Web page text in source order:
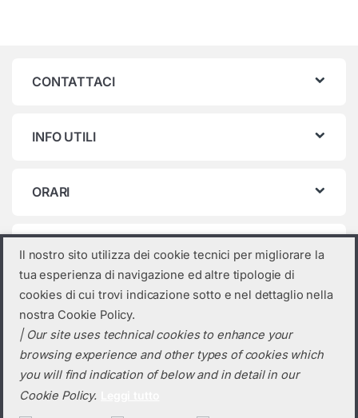
CONTATTACI
INFO UTILI
ORARI
Categorie prodotto
ZCS Azzurro
Il nostro sito utilizza dei cookie tecnici per migliorare la
tua esperienza di navigazione ed altre tipologie di
cookies di cui trovi indicazione sotto e nel dettaglio nella
nostra Cookie Policy.
| Our site uses technical cookies to enhance your
browsing experience and other types of cookies which
you will find indication of below and in detail in our
Cookie Policy.